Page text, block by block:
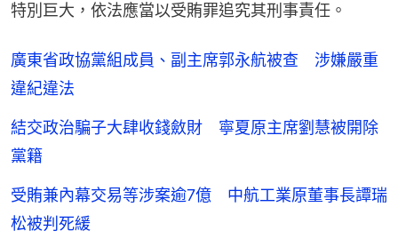
特別巨大，依法應當以受賄罪追究其刑事責任。
廣東省政協黨組成員、副主席郭永航被查 涉嫌嚴重
違紀違法
結交政治騙子大肆收錢斂財 寧夏原主席劉慧被開除
黨籍
受賄兼內幕交易等涉案逾7億 中航工業原董事長譚瑞
松被判死緩